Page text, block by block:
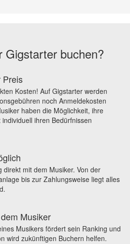
Gigstarter buchen?
Preis
Kosten! Auf Gigstarter werden
noch Anmeldekosten
haben die Möglichkeit, ihre
individuell ihren Bedürfnissen
direkt mit dem Musiker. Von der
bis zur Zahlungsweise liegt alles
Musiker
Musikers fördert sein Ranking und
wird zukünftigen Buchern helfen.